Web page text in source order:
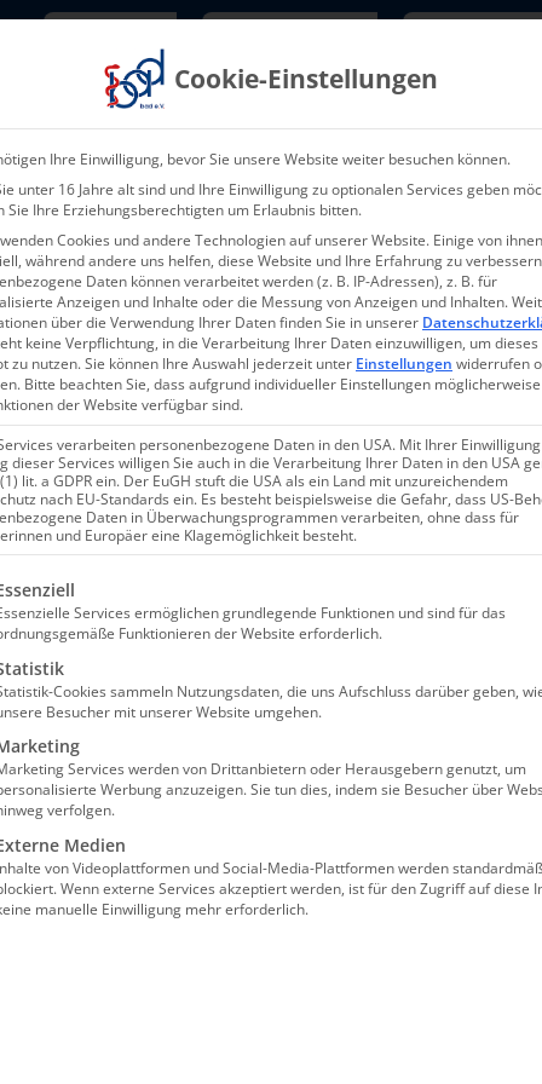
Über uns Aktuelles & Presse
2022
der privaten
Pflegekassen den Verhandlungen über
sich, die enorm gestiegenen Energie- und
(Zusammenschluss der
Versorgung vielerorts zum Erliegen
Holetschek, der sich bereits für eine
Inflationsrate haben zu einer dramatischen
Deshalb haben die Pflegedienste einen
Preisanpassungen vorzunehmen“, erklärt Kai A.
e.V. (bpa). Bei den Verhandlungen im
erkennen die Kassen angesichts der
Cookie-Einstellungen
Ihre Einwilligung, bevor Sie unsere Website weiter besuchen können.
unter 16 Jahre alt sind und Ihre Einwilligung zu optionalen Services geben
Sie Ihre Erziehungsberechtigten um Erlaubnis bitten.
Cookies und andere Technologien auf unserer Website. Einige von
während andere uns helfen, diese Website und Ihre Erfahrung zu
Daten können verarbeitet werden (z. B. IP-Adressen), z. B. für
Anzeigen und Inhalte oder die Messung von Anzeigen und Inhalten.
über die Verwendung Ihrer Daten finden Sie in unserer
keine Verpflichtung, in die Verarbeitung Ihrer Daten einzuwilligen, um dieses
zu nutzen.Sie können Ihre Auswahl jederzeit unter Einstellungen widerrufen
Bitte beachten Sie, dass aufgrund individueller Einstellungen
der Website verfügbar sind.
verarbeiten personenbezogene Daten in den USA. Mit Ihrer
dieser Services willigen Sie auch in die Verarbeitung Ihrer Daten in den USA
lit. a GDPR ein. Der EuGH stuft die USA als ein Land mit unzureichendem
nach EU-Standards ein. Es besteht beispielsweise die Gefahr, dass US-
Daten in Überwachungsprogrammen verarbeiten, ohne dass für
und Europäer eine Klagemöglichkeit besteht.
eine Liste der Service-Gruppen, für die eine
Services ermöglichen grundlegende Funktionen und sind für das
Funktionieren der Website erforderlich.
Cookies sammeln Nutzungsdaten, die uns Aufschluss darüber geben,
Besucher mit unserer Website umgehen.
Services werden von Drittanbietern oder Herausgebern genutzt, um
Werbung anzuzeigen. Sie tun dies, indem sie Besucher über
verfolgen.
Medien
von Videoplattformen und Social-Media-Plattformen werden
Wenn externe Services akzeptiert werden, ist für den Zugriff auf diese
manuelle Einwilligung mehr erforderlich.